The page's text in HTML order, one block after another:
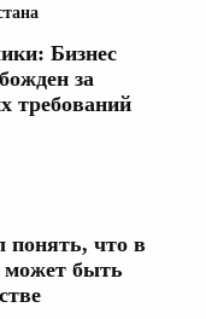
Бизнес
за
требований
понять, что в
может быть